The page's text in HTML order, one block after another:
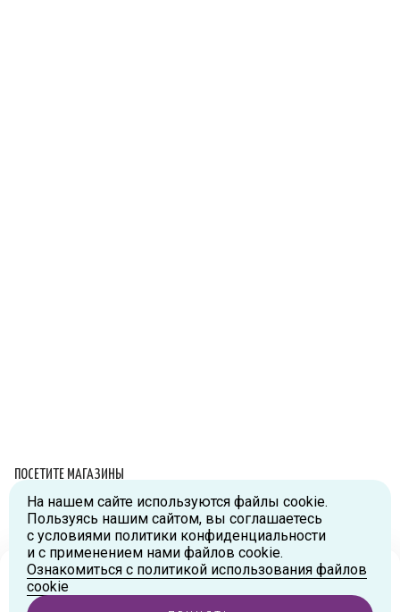
Ваш городМосква?
ПОСЕТИТЕ МАГАЗИНЫ
Схема проезда
г.Москва, ул.Большая Новодмитровская, д.36, стр.2., вход №5
Дизайн-завод «FLACON»
Тел: +7 (916) 215-94-95
г.Москва, ул. Орджоникидзе, д.9, к.1
На нашем сайте используются файлы cookie.
Пользуясь нашим сайтом, вы соглашаетесь
с условиями политики конфиденциальности
и с применением нами файлов cookie.
Ознакомиться с политикой использования файлов
cookie